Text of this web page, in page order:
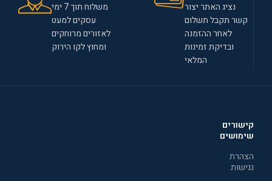
נציג האתר יצור
קשר תקבל תשלום
לאחר ההזמנה
ובדיקת זמינות
המלאי
משלוח תוך 7 ימי
עסקים למעט
לאזורים מרוחקים
ומחוץ לקו הירוק
קישורים
שימושים
הצהרת
נגישות